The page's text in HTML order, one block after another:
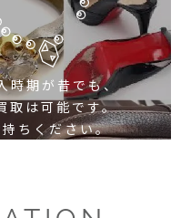
時期が昔でも、
取は可能です。
ちください。